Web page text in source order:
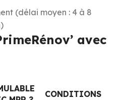
(délai moyen : 4 à 8
avec
CONDITIONS